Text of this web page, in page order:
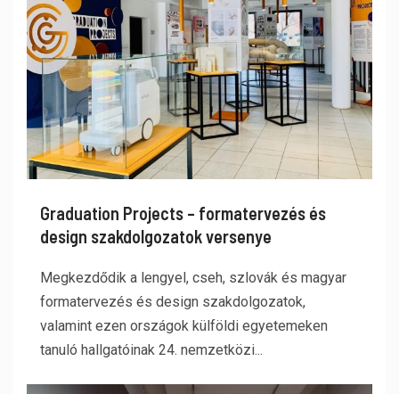
Graduation Projects – formatervezés és
design szakdolgozatok versenye
Megkezdődik a lengyel, cseh, szlovák és magyar
formatervezés és design szakdolgozatok,
valamint ezen országok külföldi egyetemeken
tanuló hallgatóinak 24. nemzetközi...